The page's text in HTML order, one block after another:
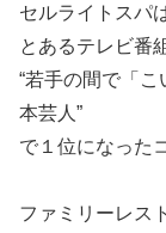
セルライトスパ
とあるテレビ番
“若手の間で「
本芸人”
で１位になった
ファミリーレス